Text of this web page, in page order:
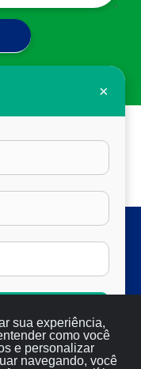
sua experiência,
como você
e personalizar
navegando, você
ÚTEIS
×